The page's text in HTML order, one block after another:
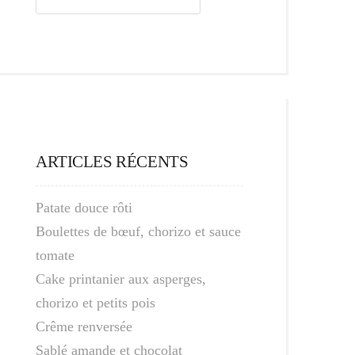
ARTICLES RÉCENTS
Patate douce rôti
Boulettes de bœuf, chorizo et sauce
tomate
Cake printanier aux asperges,
chorizo et petits pois
Crême renversée
Sablé amande et chocolat